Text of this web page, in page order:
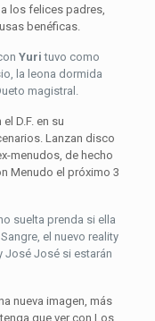
los felices padres,
benéficas.
Yuri tuvo como
la leona dormida
magistral.
D.F. en su
Lanzan disco
menudos, de hecho
Menudo el próximo 3
suelta prenda si ella
el nuevo reality
José José si estarán
nueva imagen, más
que ver con Los